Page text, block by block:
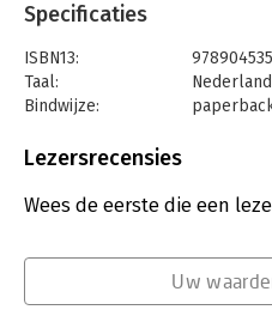
Specificaties
ISBN13:
Taal:
Bindwijze:
Uitgever:
Verschijningsdatum:
9-1-2025
Serie:
Lezersrecensies
Wees de eerste die een
Uw